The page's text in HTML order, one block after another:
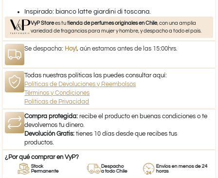
Inspirado: bianco latte giardini di toscana.​
VyP Storees tutienda de perfumes originales en Chile, con una amplia
variedad de fragancias para mujer y hombre, y despacho a todo el país.
Se despacha: Hoy!, aún estamos antes de las 15:00hrs.
Todas nuestras políticas las puedes consultar aquí:
Políticas de Devoluciones y Reembolsos
Términos y Condiciones
Políticas de Privacidad
Compra protegida: recibe el producto en buenas condiciones o te
devolvemos tu dinero.
Devolución Gratis: tienes 10 días desde que recibes tus
productos.
¿Por qué comprar en VyP?
Stock
Permanente
Despacho
a todo Chile
Envíos en menos de 24
horas